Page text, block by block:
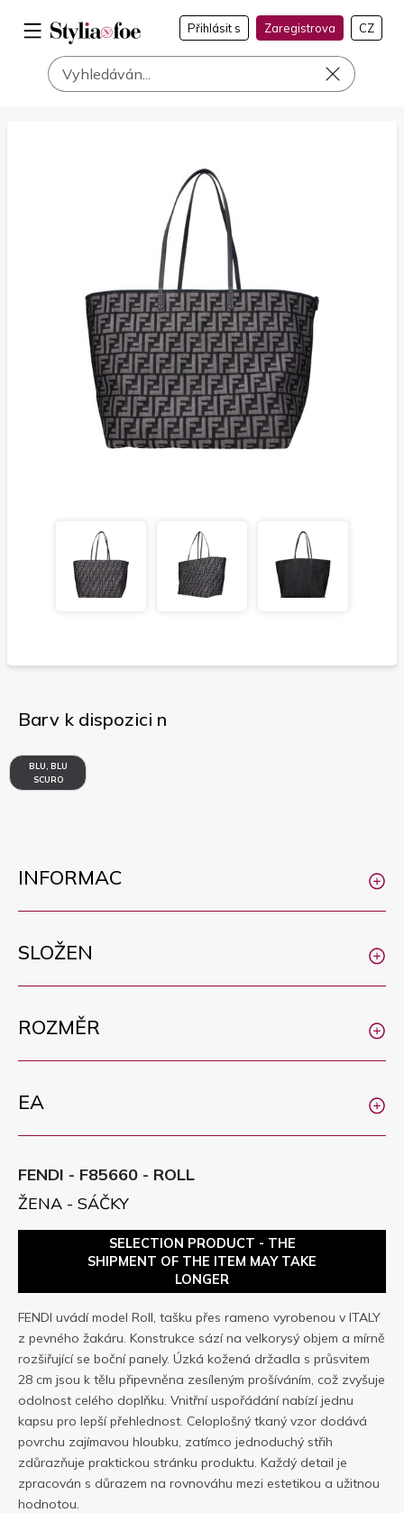
Přihlásit s Zaregistrova CZ
Barv k dispozici n
BLU, BLU
SCURO
INFORMAC
SLOŽEN
ROZMĚR
EA
FENDI - F85660 - ROLL
ŽENA - SÁČKY
SELECTION PRODUCT - THE
SHIPMENT OF THE ITEM MAY TAKE
LONGER
FENDI uvádí model Roll, tašku přes rameno vyrobenou v ITALY
z pevného žakáru. Konstrukce sází na velkorysý objem a mírně
rozšiřující se boční panely. Úzká kožená držadla s průsvitem
28 cm jsou k tělu připevněna zesíleným prošíváním, což zvyšuje
odolnost celého doplňku. Vnitřní uspořádání nabízí jednu
kapsu pro lepší přehlednost. Celoplošný tkaný vzor dodává
povrchu zajímavou hloubku, zatímco jednoduchý střih
zdůrazňuje praktickou stránku produktu. Každý detail je
zpracován s důrazem na rovnováhu mezi estetikou a užitnou
hodnotou.